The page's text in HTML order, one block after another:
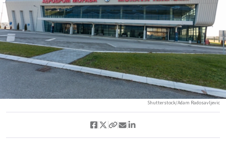
Shutterstock/Adam Radosavljevic